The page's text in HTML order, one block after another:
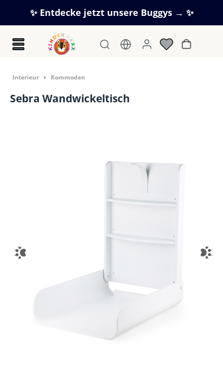
Zum Hauptinhalt springen
✨ Entdecke jetzt unsere Buggys → ✨
In­te­ri­eur Kommoden
Sebra Wandwickeltisch